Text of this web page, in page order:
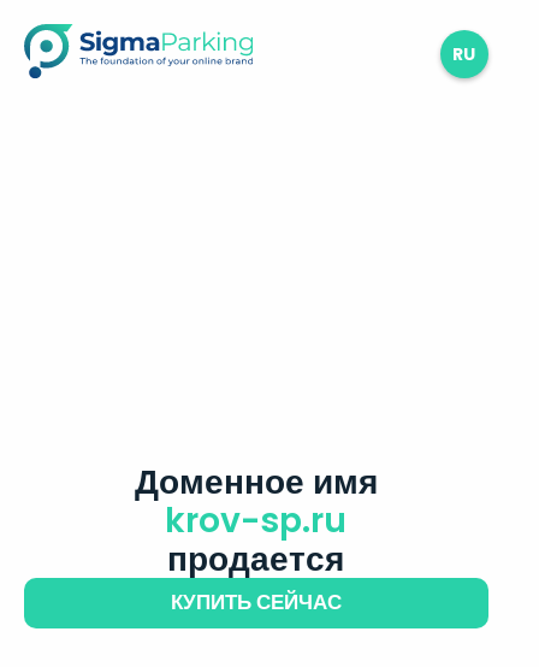
RU
Доменное имя
krov-sp.ru
продается
КУПИТЬ СЕЙЧАС